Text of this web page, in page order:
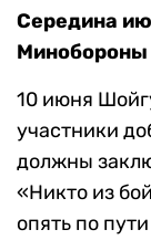
Середина
Минобороны
10 июня
участники
должны
«Никто из
опять по